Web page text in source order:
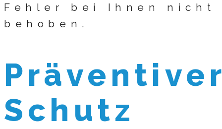
Fehler bei Ihnen nicht
behoben.
Schutz